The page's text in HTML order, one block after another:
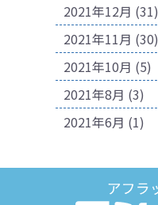
2021年12月 (31)
2021年11月 (30)
2021年10月 (5)
2021年8月 (3)
2021年6月 (1)